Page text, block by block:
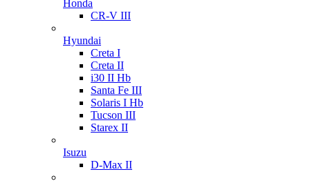
Honda
CR-V III
Hyundai
Creta I
Creta II
i30 II Hb
Santa Fe III
Solaris I Hb
Tucson III
Starex II
Isuzu
D-Max II